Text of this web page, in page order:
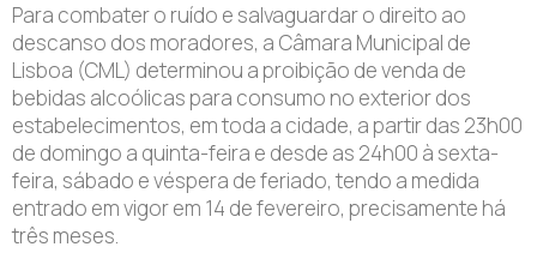
Para combater o ruído e salvaguardar o direito ao
descanso dos moradores, a Câmara Municipal de
Lisboa (CML) determinou a proibição de venda de
bebidas alcoólicas para consumo no exterior dos
estabelecimentos, em toda a cidade, a partir das 23h00
de domingo a quinta-feira e desde as 24h00 à sexta-
feira, sábado e véspera de feriado, tendo a medida
entrado em vigor em 14 de fevereiro, precisamente há
três meses.